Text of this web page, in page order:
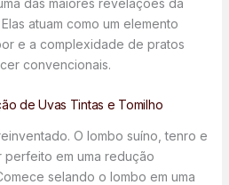
das maiores revelações da
atuam como um elemento
e a complexidade de pratos
convencionais.
de Uvas Tintas e Tomilho
O lombo suíno, tenro e
em uma redução
selando o lombo em uma